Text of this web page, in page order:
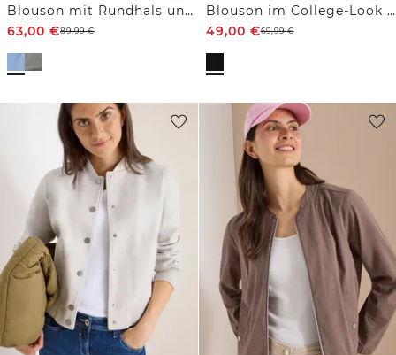
Blouson mit Rundhals und Zipper
63,00 €89,99€
Blouson im College-Look mit Knöpfen
49,00 €69,99€